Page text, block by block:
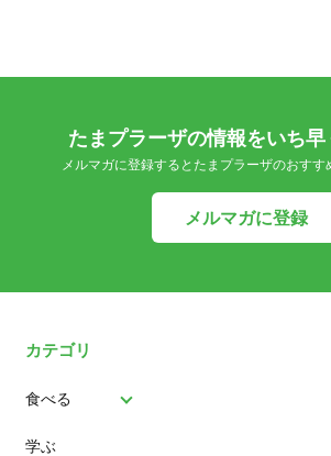
たまプラーザの情報をいち
メルマガに登録するとたまプラーザのおすす
メルマガに登録
カテゴリ
食べる
パン
学ぶ